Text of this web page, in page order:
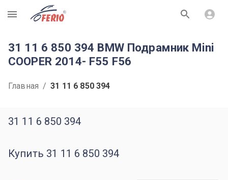
R
31 11 6 850 394 BMW Подрамник Mini
COOPER 2014- F55 F56
Главная / 31 11 6 850 394
31 11 6 850 394
Купить 31 11 6 850 394